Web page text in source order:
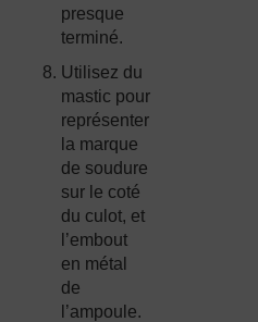
presque
terminé.
Utilisez du
mastic pour
représenter
la marque
de soudure
sur le coté
du culot, et
l’embout
en métal
de
l’ampoule.